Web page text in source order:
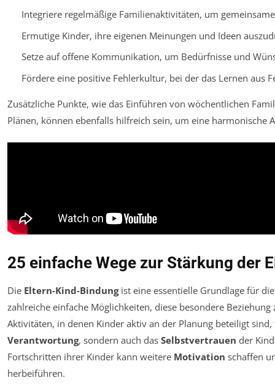
Integriere regelmäßige Familienaktivitäten, um
Ermutige Kinder, ihre eigenen Meinungen und Ideen
Setze auf offene Kommunikation, um Bedürfnisse und
Fördere eine positive Fehlerkultur, bei der das Lernen aus
Zusätzliche Punkte, wie das Einführen von wöchentlichen
Plänen, können ebenfalls hilfreich sein, um eine harmonische
25 einfache Wege zur Stärkung der
Die Eltern-Kind-Bindungist eine essentielle Grundlage für
zahlreiche einfache Möglichkeiten, diese besondere
Aktivitäten, in denen Kinder aktiv an der Planung beteiligt
Verantwortung, sondern auch das Selbstvertrauen der
Fortschritten ihrer Kinder kann weitere Motivation schaffen
herbeiführen.